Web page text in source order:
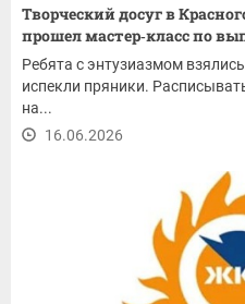
Творческий досуг в
прошел мастер‑класс по
Ребята с энтузиазмом
испекли пряники.
на...
16.06.2026